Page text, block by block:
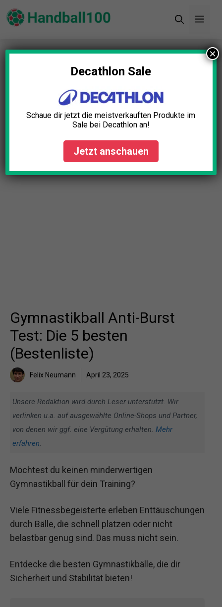
Zum
Inhalt
Startseite»Blog»Gymnastikball Anti-Burst Test:
Die 5 besten (Bestenliste)
Gymnastikball Anti-Burst
Test: Die 5 besten
(Bestenliste)
Felix Neumann April 23, 2025
Unsere Redaktion wird durch Leser unterstützt. Wir
verlinken u.a. auf ausgewählte Online-Shops und Partner,
von denen wir ggf. eine Vergütung erhalten. Mehr
erfahren.
Möchtest du keinen minderwertigen
Gymnastikball für dein Training?
Viele Fitnessbegeisterte erleben Enttäuschungen
durch Bälle, die schnell platzen oder nicht
belastbar genug sind. Das muss nicht sein.
Entdecke die besten Gymnastikbälle, die dir
Sicherheit und Stabilität bieten!
Decathlon Sale
Schaue dir jetzt die meistverkauften Produkte im
Sale bei Decathlon an!
Jetzt anschauen
×